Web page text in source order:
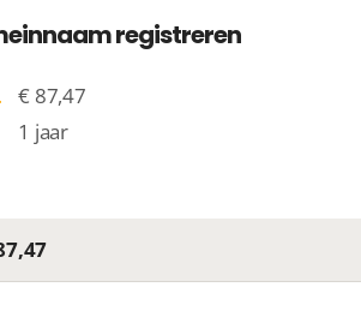
registreren
j € 87,47
1 jaar